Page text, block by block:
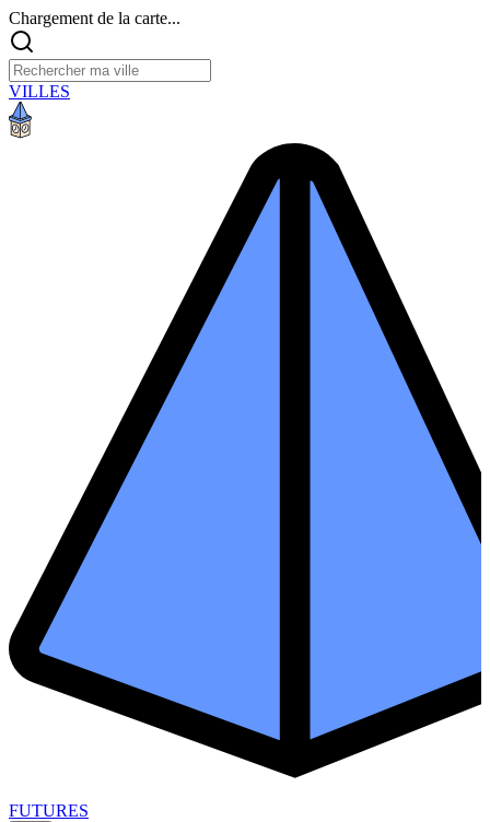
Chargement de la carte...
VILLES
FUTURES